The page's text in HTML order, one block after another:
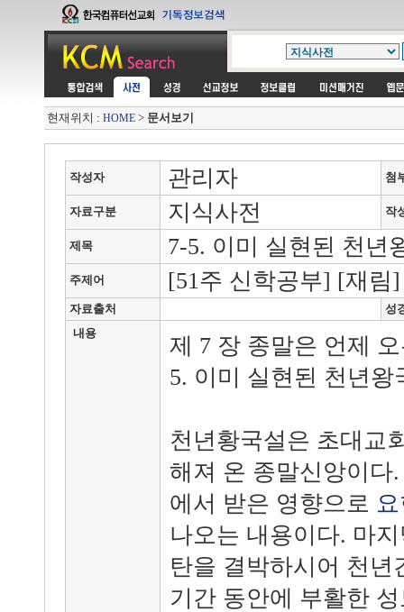
현재위치 : HOME > 문서보기
작성자 관리자 첨
자료구분 지식사전 작
제목 7-5. 이미 실현된 천년
주제어 [51주 신학공부] [재
자료출처
성
내용
제 7 장 종말은 언제
5. 이미 실현된 천년왕
천년황국설은 초대교
해져 온 종말신앙이다
에서 받은 영향으로
나오는 내용이다. 마
탄을 결박하시어 천년
기간 동안에 부활한